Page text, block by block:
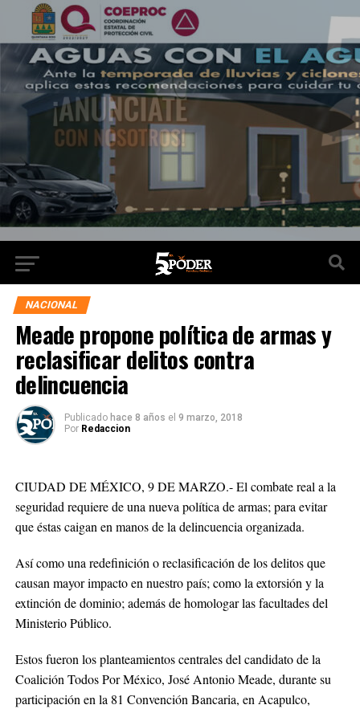
NACIONAL
Meade propone política de armas y
reclasificar delitos contra
delincuencia
Publicado hace 8 años el 9 marzo, 2018
Por Redaccion
CIUDAD DE MÉXICO, 9 DE MARZO.- El combate real a la
seguridad requiere de una nueva política de armas; para evitar
que éstas caigan en manos de la delincuencia organizada.
Así como una redefinición o reclasificación de los delitos que
causan mayor impacto en nuestro país; como la extorsión y la
extinción de dominio; además de homologar las facultades del
Ministerio Público.
Estos fueron los planteamientos centrales del candidato de la
Coalición Todos Por México, José Antonio Meade, durante su
participación en la 81 Convención Bancaria, en Acapulco,